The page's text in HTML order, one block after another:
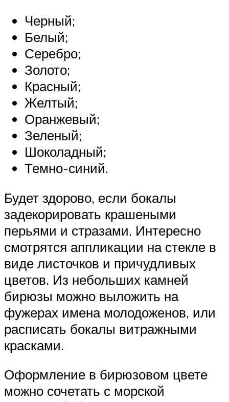
Черный;
Белый;
Серебро;
Золото;
Красный;
Желтый;
Оранжевый;
Зеленый;
Шоколадный;
Темно-синий.
Будет здорово, если бокалы
задекорировать крашеными
перьями и стразами. Интересно
смотрятся аппликации на стекле в
виде листочков и причудливых
цветов. Из небольших камней
бирюзы можно выложить на
фужерах имена молодоженов, или
расписать бокалы витражными
красками.
Оформление в бирюзовом цвете
можно сочетать с морской